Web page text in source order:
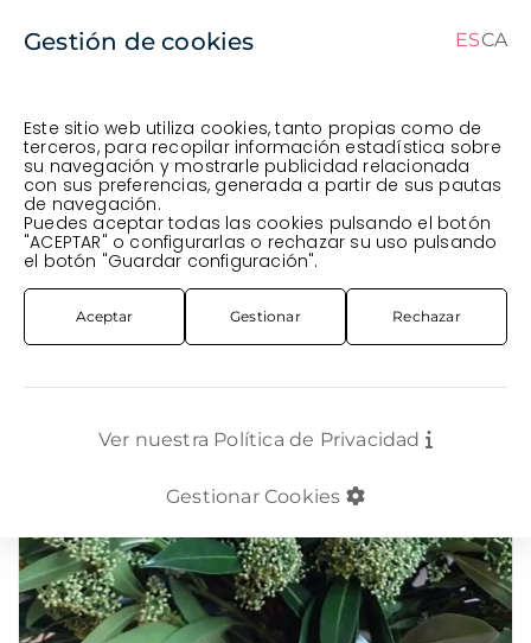
ESCA
Pedido en curso (Previsto para el dia) ·
Transportista
Ver Pedido
FLOR CORTADA FLOR VARIADA SKIMMIA VERD 45CM
Gestión de cookies ESCA
Este sitio web utiliza cookies, tanto propias como de
terceros, para recopilar información estadística sobre
su navegación y mostrarle publicidad relacionada
con sus preferencias, generada a partir de sus pautas
de navegación.
Puedes aceptar todas las cookies pulsando el botón
"ACEPTAR" o configurarlas o rechazar su uso pulsando
el botón "Guardar configuración".
Aceptar Gestionar Rechazar
Ver nuestra Política de Privacidad
Gestionar Cookies